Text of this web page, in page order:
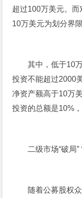
超过100万美元。
10万美元为划分界限
其中，低于10
投资不能超过2000
净资产额高于10万
投资的总额是10%
二级市场“破局”
随着公募股权